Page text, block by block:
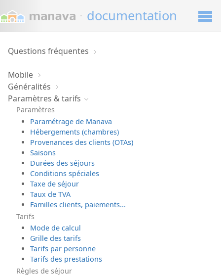
· documentation
Questions fréquentes
Mobile
Généralités
Paramètres & tarifs
Paramètres
Paramétrage de Manava
Hébergements (chambres)
Provenances des clients (OTAs)
Saisons
Durées des séjours
Conditions spéciales
Taxe de séjour
Taux de TVA
Familles clients, paiements...
Tarifs
Mode de calcul
Grille des tarifs
Tarifs par personne
Tarifs des prestations
Règles de séjour